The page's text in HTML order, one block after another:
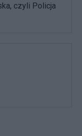
czyli Policja